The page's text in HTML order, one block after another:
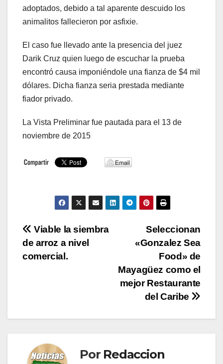
adoptados, debido a tal aparente descuido los
animalitos fallecieron por asfixie.
El caso fue llevado ante la presencia del juez
Darik Cruz quien luego de escuchar la prueba
encontró causa imponiéndole una fianza de $4 mil
dólares. Dicha fianza seria prestada mediante
fiador privado.
La Vista Preliminar fue pautada para el 13 de
noviembre de 2015
Navegación
de
Seleccionan
«Gonzalez Sea
Food» de
Mayagüez como el
mejor Restaurante
del Caribe
Viable la siembra
de arroz a nivel
comercial.
Por Redaccion